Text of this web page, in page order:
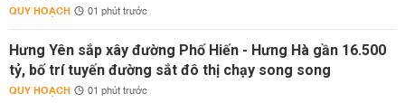
QUY HOẠCH 01 phút trước
Hưng Yên sắp xây đường Phố Hiến - Hưng Hà gần 16.500
tỷ, bố trí tuyến đường sắt đô thị chạy song song
QUY HOẠCH 01 phút trước